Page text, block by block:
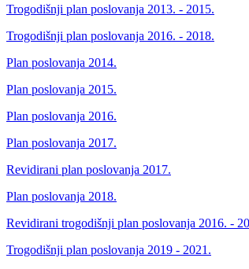
Trogodišnji plan poslovanja 2013. - 2015.
Trogodišnji plan poslovanja 2016. - 2018.
Plan poslovanja 2014.
Plan poslovanja 2015.
Plan poslovanja 2016.
Plan poslovanja 2017.
Revidirani plan poslovanja 2017.
Plan poslovanja 2018.
Revidirani trogodišnji plan poslovanja 2016. -
Trogodišnji plan poslovanja 2019 - 2021.